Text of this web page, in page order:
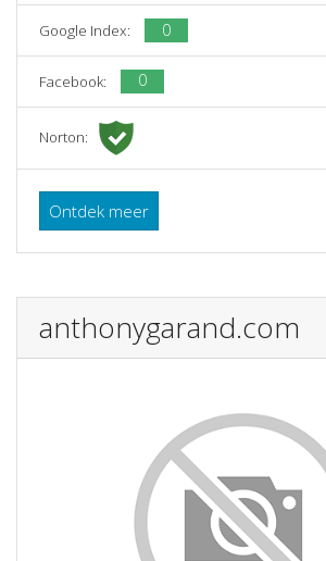
Google Index: 0
Facebook: 0
Norton:
Ontdek meer
anthonygarand.com